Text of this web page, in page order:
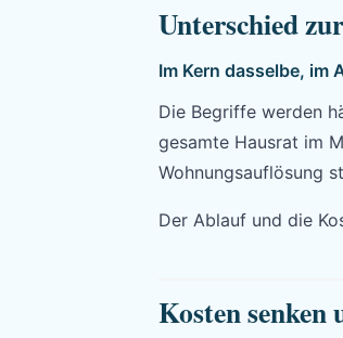
Unterschied
Im Kern dasselbe, im
Die Begriffe werden
gesamte Hausrat im
Wohnungsauflösung
Der Ablauf und die
Kosten